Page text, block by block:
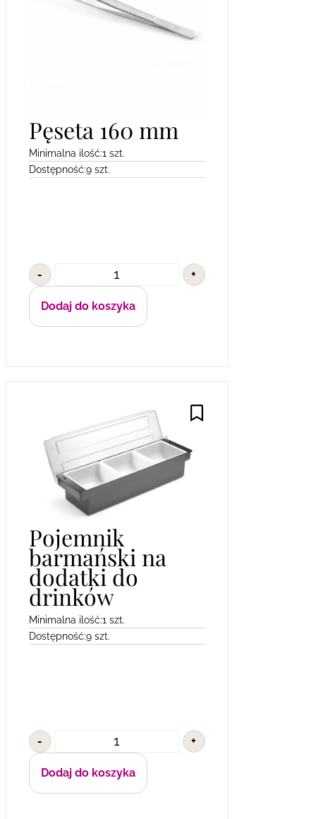
Pęseta 160 mm
Minimalna ilość:1 szt.
Dostępność:9 szt.
- +
Dodaj do koszyka
Pojemnik
barmański na
dodatki do
drinków
Minimalna ilość:1 szt.
Dostępność:9 szt.
- +
Dodaj do koszyka